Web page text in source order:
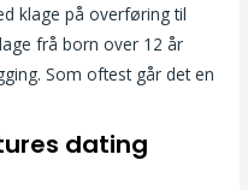
klage på overføring til
frå born over 12 år
Som oftest går det en
dating